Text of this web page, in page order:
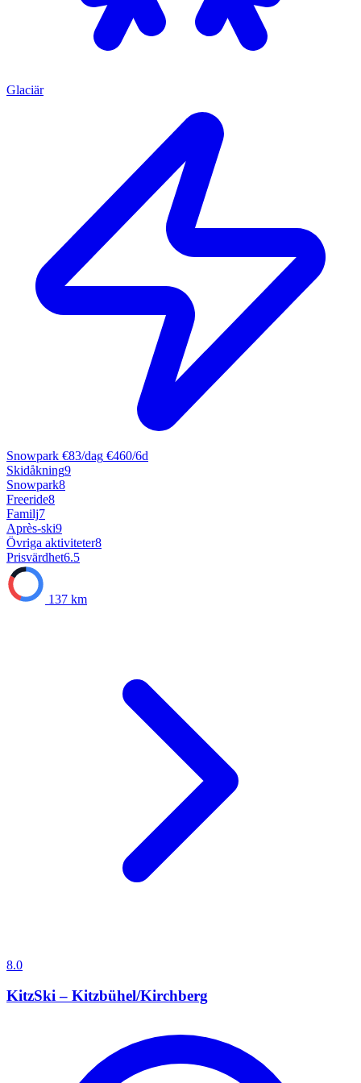
Glaciär
Snowpark €83/dag €460/6d
Skidåkning9
Snowpark8
Freeride8
Familj7
Après-ski9
Övriga aktiviteter8
Prisvärdhet6.5
137 km
8.0
KitzSki – Kitzbühel/Kirchberg